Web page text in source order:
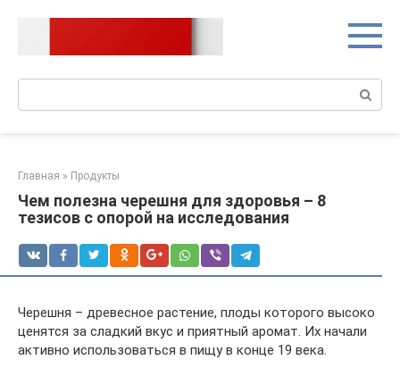
Главная » Продукты
Чем полезна черешня для здоровья – 8
тезисов с опорой на исследования
Черешня – древесное растение, плоды которого высоко
ценятся за сладкий вкус и приятный аромат. Их начали
активно использоваться в пищу в конце 19 века.